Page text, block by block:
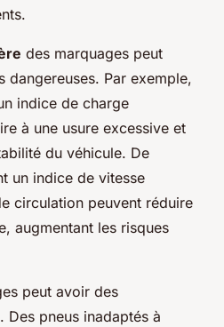
des marquages peut
dangereuses. Par exemple,
indice de charge
à une usure excessive et
du véhicule. De
un indice de vitesse
circulation peuvent réduire
augmentant les risques
peut avoir des
Des pneus inadaptés à